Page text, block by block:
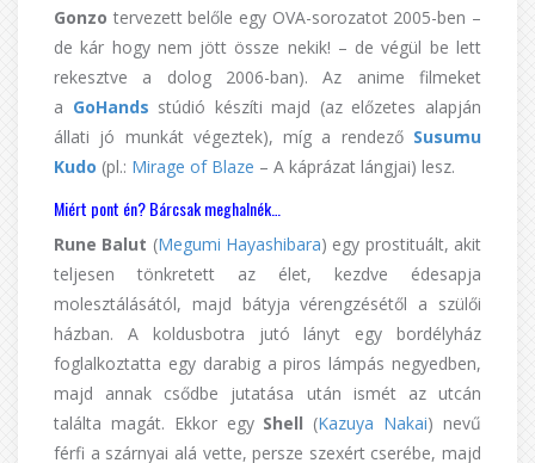
Gonzo tervezett belőle egy OVA-sorozatot 2005-ben –
de kár hogy nem jött össze nekik! – de végül be lett
rekesztve a dolog 2006-ban). Az anime filmeket
a GoHands stúdió készíti majd (az előzetes alapján
állati jó munkát végeztek), míg a rendező Susumu
Kudo (pl.: Mirage of Blaze – A káprázat lángjai) lesz.
Miért pont én? Bárcsak meghalnék…
Rune Balut (Megumi Hayashibara) egy prostituált, akit
teljesen tönkretett az élet, kezdve édesapja
molesztálásától, majd bátyja vérengzésétől a szülői
házban. A koldusbotra jutó lányt egy bordélyház
foglalkoztatta egy darabig a piros lámpás negyedben,
majd annak csődbe jutatása után ismét az utcán
találta magát. Ekkor egy Shell (Kazuya Nakai) nevű
férfi a szárnyai alá vette, persze szexért cserébe, majd